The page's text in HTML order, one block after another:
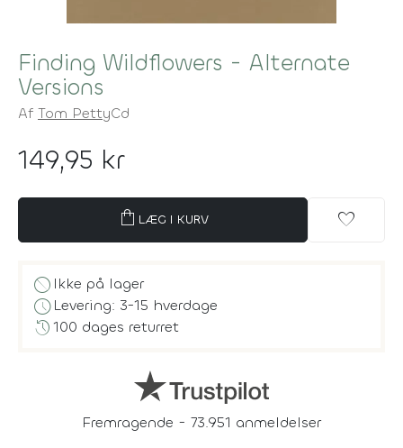
Finding Wildflowers - Alternate
Versions
Af Tom PettyCd
149,95 kr
shopping_bag LÆG I KURV favorite
block Ikke på lager
scheduleLevering: 3-15 hverdage
history100 dages returret
Fremragende - 73.951 anmeldelser